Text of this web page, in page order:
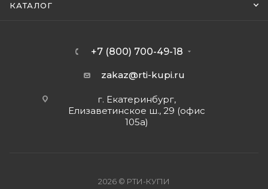
КАТАЛОГ
+7 (800) 700-49-18
zakaz@rti-kupi.ru
г. Екатеринбург,
Елизаветинское ш., 29 (офис
105а)
2026 © РТИ-КУПИ